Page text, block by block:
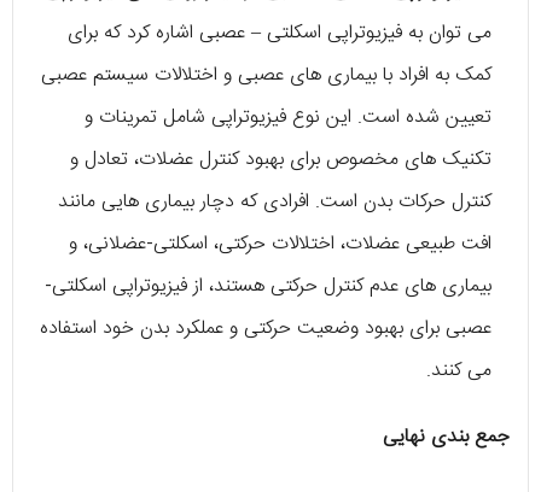
می توان به فیزیوتراپی اسکلتی – عصبی اشاره کرد که برای
کمک به افراد با بیماری‌ ‌های عصبی و اختلالات سیستم عصبی
تعیین شده است. این نوع فیزیوتراپی شامل تمرینات و
تکنیک‌ های مخصوص برای بهبود کنترل عضلات، تعادل و
کنترل حرکات بدن است. افرادی که دچار بیماری‌ هایی مانند
افت طبیعی عضلات، اختلالات حرکتی، اسکلتی-عضلانی، و
بیماری ‌های عدم کنترل حرکتی هستند، از فیزیوتراپی اسکلتی-
عصبی برای بهبود وضعیت حرکتی و عملکرد بدن خود استفاده
می ‌کنند.
جمع بندی نهایی